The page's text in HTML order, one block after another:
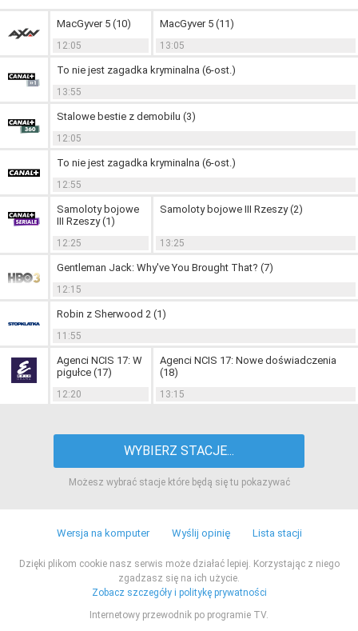
MacGyver 5 (10)
12:05
MacGyver 5 (11)
13:05
To nie jest zagadka kryminalna (6-ost.)
13:55
Stalowe bestie z demobilu (3)
12:05
To nie jest zagadka kryminalna (6-ost.)
12:55
Samoloty bojowe
III Rzeszy (1)
12:25
Samoloty bojowe III Rzeszy (2)
13:25
Gentleman Jack: Why've You Brought That? (7)
12:15
Robin z Sherwood 2 (1)
11:55
Agenci NCIS 17: W
pigułce (17)
12:20
Agenci NCIS 17: Nowe doświadczenia
(18)
13:15
WYBIERZ STACJE...
Możesz wybrać stacje które będą się tu pokazywać
Wersja na komputer Wyślij opinię Lista stacji
Dzięki plikom cookie nasz serwis może działać lepiej. Korzystając z niego
zgadzasz się na ich użycie.
Zobacz szczegóły i politykę prywatności
Internetowy przewodnik po programie TV.